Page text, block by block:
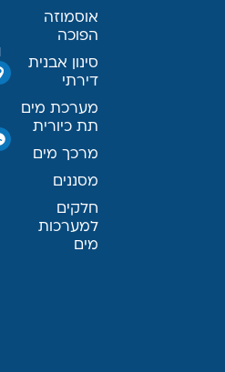
אוסמוזה
הפוכה
סינון אבנית
דירתי
מערכת מים
תת כיורית
מרכך מים
מסננים
חלקים
למערכות
מים